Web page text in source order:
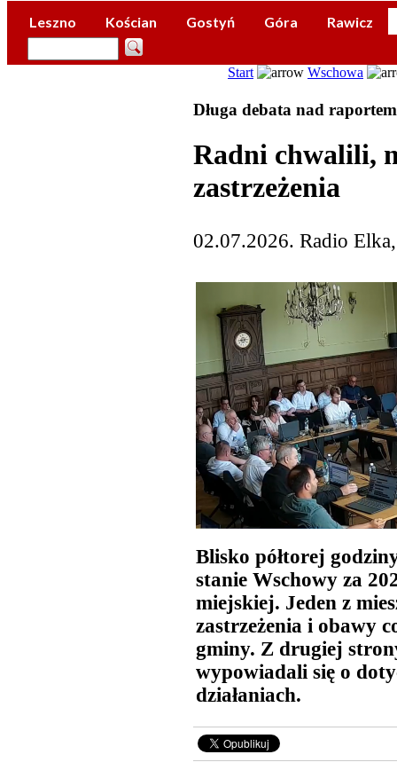
Leszno Kościan Gostyń Góra Rawicz
Start Wschowa
Długa debata nad
Radni chwalili,
zastrzeżenia
02.07.2026. Radio
Blisko półtorej
stanie Wschowy za
miejskiej. Jeden z
zastrzeżenia i obawy
gminy. Z drugiej
wypowiadali się o
działaniach.